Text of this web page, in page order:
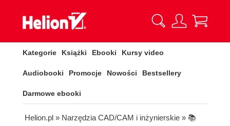
Kategorie Książki Ebooki Kursy video
Audiobooki Promocje Nowości Bestsellery
Darmowe ebooki
Helion.pl » Narzędzia CAD/CAM i inżynierskie » 📚